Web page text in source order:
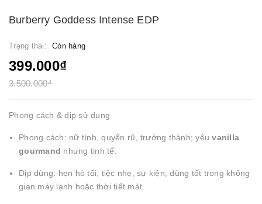
Burberry Goddess Intense EDP
Trạng thái: Còn hàng
399.000₫
3.500.000₫
Phong cách & dịp sử dụng
Phong cách: nữ tính, quyến rũ, trưởng thành; yêuvanilla
gourmand nhưng tinh tế.
Dịp dùng: hẹn hò tối, tiệc nhẹ, sự kiện; dùng tốt trong không
gian máy lạnh hoặc thời tiết mát.